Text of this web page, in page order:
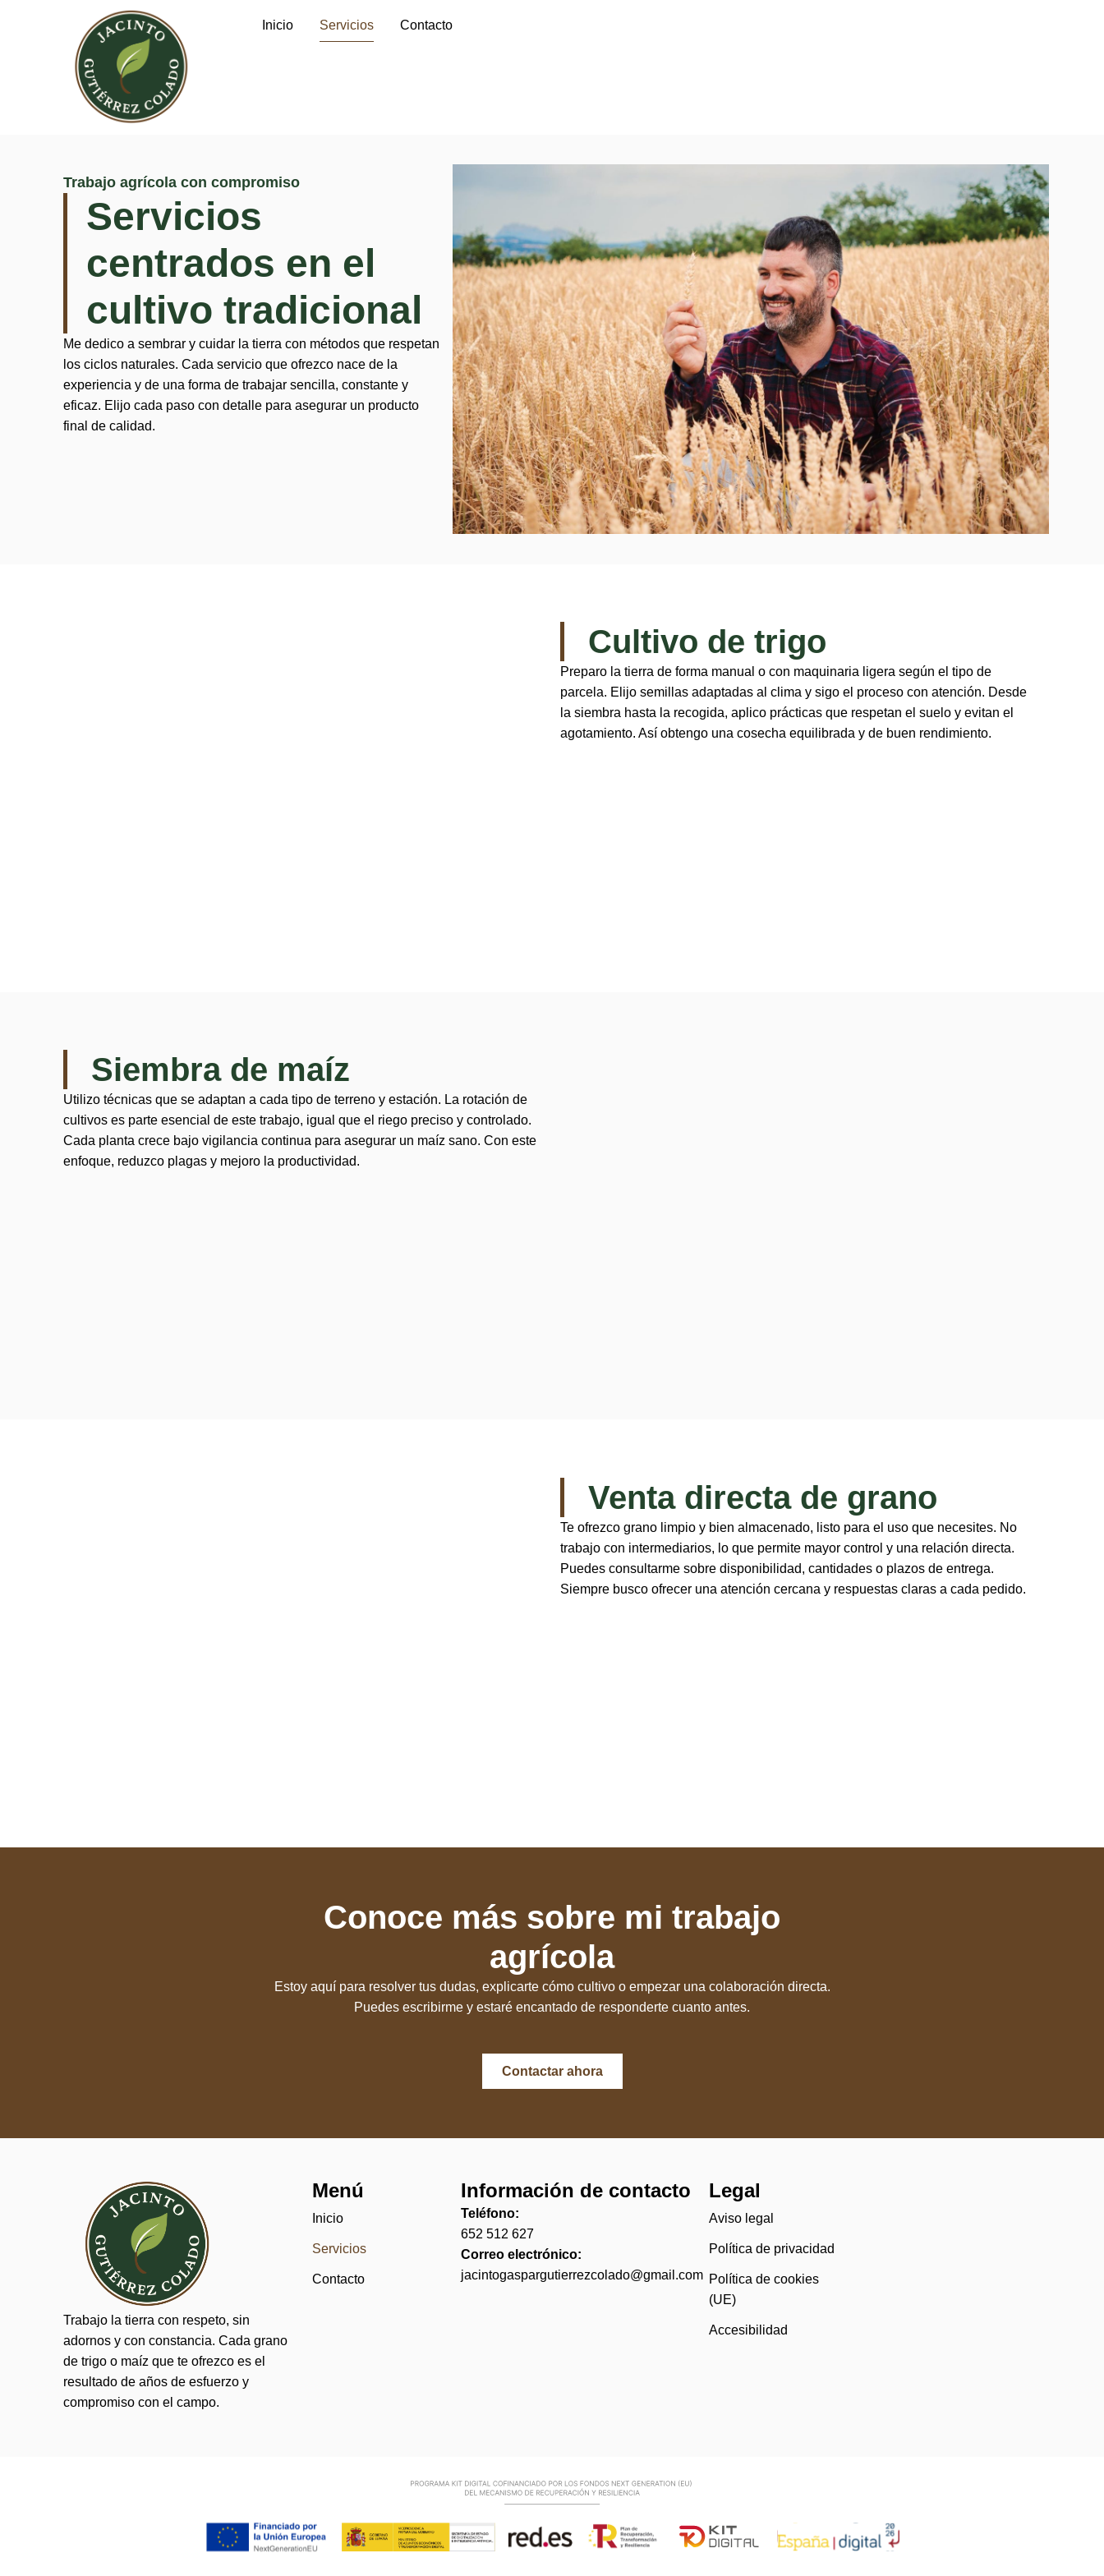
Inicio Servicios Contacto
Trabajo agrícola con compromiso
Servicios
centrados en el
cultivo tradicional
Me dedico a sembrar y cuidar la tierra con métodos que respetan
los ciclos naturales. Cada servicio que ofrezco nace de la
experiencia y de una forma de trabajar sencilla, constante y
eficaz. Elijo cada paso con detalle para asegurar un producto
final de calidad.
Cultivo de trigo
Preparo la tierra de forma manual o con maquinaria ligera según el tipo de
parcela. Elijo semillas adaptadas al clima y sigo el proceso con atención. Desde
la siembra hasta la recogida, aplico prácticas que respetan el suelo y evitan el
agotamiento. Así obtengo una cosecha equilibrada y de buen rendimiento.
Siembra de maíz
Utilizo técnicas que se adaptan a cada tipo de terreno y estación. La rotación de
cultivos es parte esencial de este trabajo, igual que el riego preciso y controlado.
Cada planta crece bajo vigilancia continua para asegurar un maíz sano. Con este
enfoque, reduzco plagas y mejoro la productividad.
Venta directa de grano
Te ofrezco grano limpio y bien almacenado, listo para el uso que necesites. No
trabajo con intermediarios, lo que permite mayor control y una relación directa.
Puedes consultarme sobre disponibilidad, cantidades o plazos de entrega.
Siempre busco ofrecer una atención cercana y respuestas claras a cada pedido.
Conoce más sobre mi trabajo
agrícola
Estoy aquí para resolver tus dudas, explicarte cómo cultivo o empezar una colaboración directa.
Puedes escribirme y estaré encantado de responderte cuanto antes.
Contactar ahora
Trabajo la tierra con respeto, sin
adornos y con constancia. Cada grano
de trigo o maíz que te ofrezco es el
resultado de años de esfuerzo y
compromiso con el campo.
Menú
Inicio
Servicios
Contacto
Información de contacto
Teléfono:
652 512 627
Correo electrónico:
jacintogaspargutierrezcolado@gmail.com
Legal
Aviso legal
Política de privacidad
Política de cookies
(UE)
Accesibilidad